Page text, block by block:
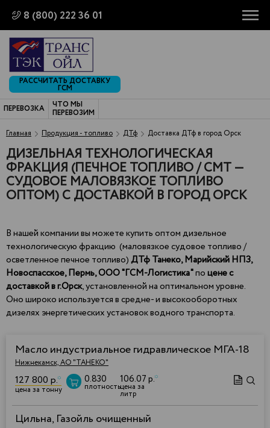
8 (800) 222 36 01
РАССЧИТАТЬ ДОСТАВКУ
ГСМ
ПЕРЕВОЗКА
ЧТО МЫ
ПЕРЕВОЗИМ
Главная
Продукция - топливо ДТф Доставка ДТф в город Орск
ДИЗЕЛЬНАЯ ТЕХНОЛОГИЧЕСКАЯ
ФРАКЦИЯ (ПЕЧНОЕ ТОПЛИВО / СМТ —
СУДОВОЕ МАЛОВЯЗКОЕ ТОПЛИВО
ОПТОМ) С ДОСТАВКОЙ В ГОРОД ОРСК
В нашей компании вы можете купить оптом дизельное
технологическую фракцию (маловязкое судовое топливо /
осветленное печное топливо)ДТф Танеко,Марийский НПЗ,
Новоспасское, Пермь, ООО "ГСМ-Логистика"поцене с
доставкой в г.Орск, установленной на оптимальном уровне.
Оно широко используется в средне- и высокооборотных
дизелях энергетических установок водного транспорта.
Масло индустриальное гидравлическое МГА-18
Нижнекамск, АО "ТАНЕКО"
127 800 р.*
цена за тонну
0.830
плотность
106.07 р.*
цена за
литр
Цильна, Газойль очищенный